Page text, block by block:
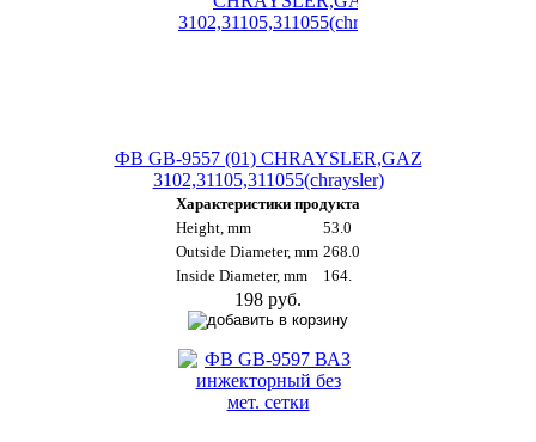
ФВ GB-9557 (01) CHRAYSLER,GAZ
3102,31105,311055(chraysler)
Характеристики продукта
Height, mm
53.0
Outside Diameter, mm 268.0
Inside Diameter, mm
164.
198 руб.